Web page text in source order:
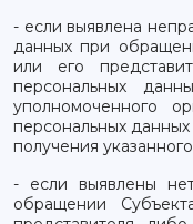
- если выявлена
данных при
или его
персональных
уполномоченного
персональных
получения
- если выявлены
обращении